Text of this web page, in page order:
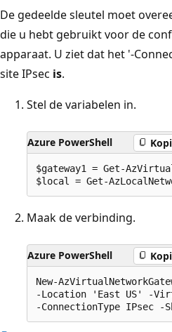
De gedeelde sleutel moet
die u hebt gebruikt voor de
apparaat. U ziet dat het '-
site IPsec is.
Stel de variabelen in.
Azure PowerShell
$gateway1 = Get-
Maak de verbinding.
Azure PowerShell
New-
-Location 'East US' -